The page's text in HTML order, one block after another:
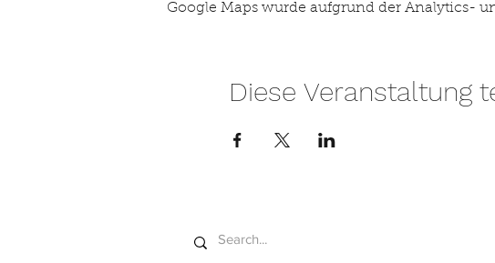
Google Maps wurde aufgrund der Analytics-
Diese Veranstaltung